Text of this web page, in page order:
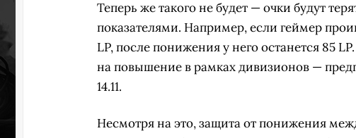
Теперь же такого не будет — очки будут
показателями. Например, если геймер
LP, после понижения у него останется 85
на повышение в рамках дивизионов —
14.11.
Несмотря на это, защита от понижения